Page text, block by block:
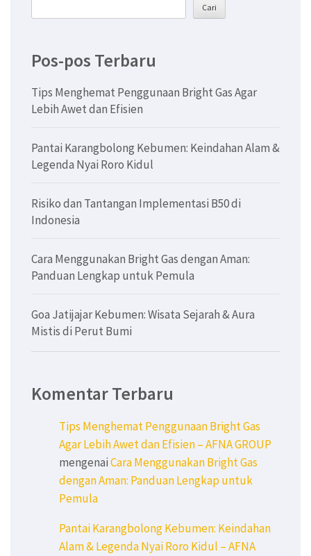
Cari
Pos-pos Terbaru
Tips Menghemat Penggunaan Bright Gas Agar
Lebih Awet dan Efisien
Pantai Karangbolong Kebumen: Keindahan Alam &
Legenda Nyai Roro Kidul
Risiko dan Tantangan Implementasi B50 di
Indonesia
Cara Menggunakan Bright Gas dengan Aman:
Panduan Lengkap untuk Pemula
Goa Jatijajar Kebumen: Wisata Sejarah & Aura
Mistis di Perut Bumi
Komentar Terbaru
Tips Menghemat Penggunaan Bright Gas
Agar Lebih Awet dan Efisien – AFNA GROUP
mengenaiCara Menggunakan Bright Gas
dengan Aman: Panduan Lengkap untuk
Pemula
Pantai Karangbolong Kebumen: Keindahan
Alam & Legenda Nyai Roro Kidul – AFNA